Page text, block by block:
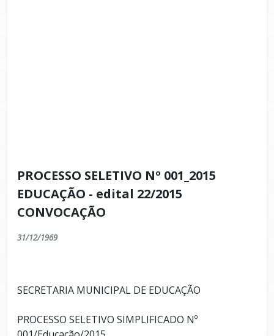
PROCESSO SELETIVO Nº 001_2015
EDUCAÇÃO - edital 22/2015
CONVOCAÇÃO
31/12/1969
SECRETARIA MUNICIPAL DE EDUCAÇÃO
PROCESSO SELETIVO SIMPLIFICADO Nº